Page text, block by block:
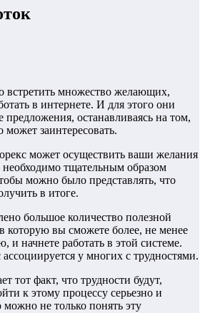
множество желающих,
в интернете. И для этого они
предложения, останавливаясь на том,
может заинтересовать.
может осуществить ваши желания
необходимо тщательным образом
можно было представлять, что
в итоге.
большое количество полезной
которую вы сможете более, не менее
и начнете работать в этой системе.
у многих с трудностями.
тот факт, что трудности будут,
к этому процессу серьезно и
можно не только понять эту